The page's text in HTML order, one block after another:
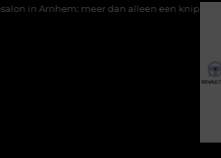
meer dan alleen een knipbeurt